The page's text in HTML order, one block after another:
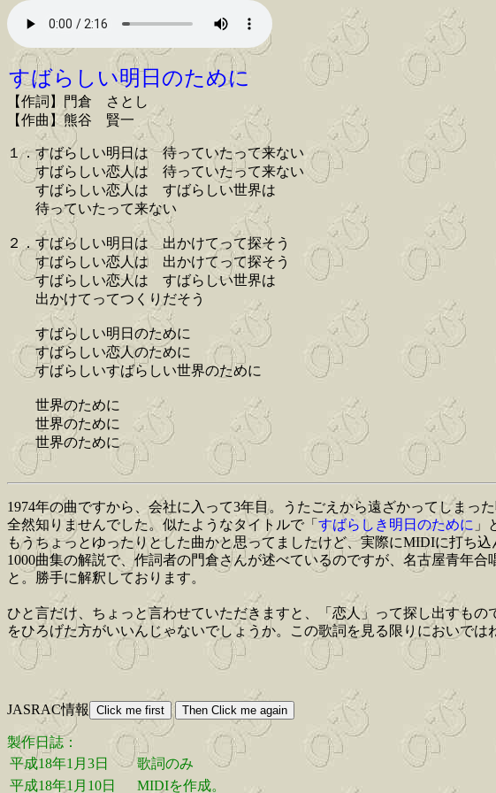
すばらしい明日のために
【作詞】門倉 さとし
【作曲】熊谷 賢一
１．すばらしい明日は 待っていたって来ない
すばらしい恋人は 待っていたって来ない
すばらしい恋人は すばらしい世界は
待っていたって来ない
２．すばらしい明日は 出かけてって探そう
すばらしい恋人は 出かけてって探そう
すばらしい恋人は すばらしい世界は
出かけてってつくりだそう
すばらしい明日のために
すばらしい恋人のために
すばらしいすばらしい世界のために
世界のために
世界のために
世界のために
1974年の曲ですから、会社に入って3年目。うたごえから遠ざかってしまった
全然知りませんでした。似たようなタイトルで「 すばらしき明日のために 」
もうちょっとゆったりとした曲かと思ってましたけど、実際にMIDIに打ち
1000曲集の解説で、作詞者の門倉さんが述べているのですが、名古屋青年
と。勝手に解釈しております。
ひと言だけ、ちょっと言わせていただきますと、「恋人」って探し出すも
をひろげた方がいいんじゃないでしょうか。この歌詞を見る限りにおいでは
JASRAC情報
製作日誌：
平成18年1月3日
歌詞のみ
平成18年1月10日
MIDIを作成。